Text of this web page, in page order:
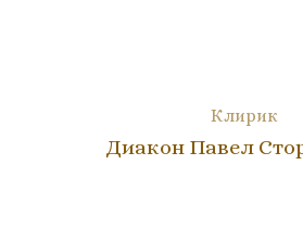
Клирик
Диакон Павел